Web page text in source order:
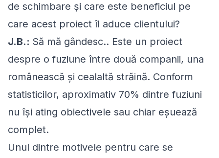
de schimbare și care este beneficiul pe
care acest proiect îl aduce clientului?
J.B.: Să mă gândesc.. Este un proiect
despre o fuziune între două companii, una
românească și cealaltă străină. Conform
statisticilor, aproximativ 70% dintre fuziuni
nu își ating obiectivele sau chiar eșuează
complet.
Unul dintre motivele pentru care se